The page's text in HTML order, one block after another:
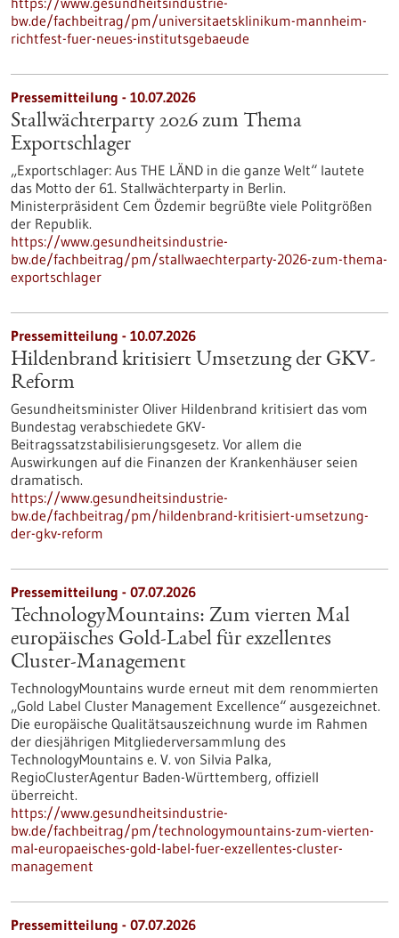
bw.de/fachbeitrag/pm/universitaetsklinikum-mannheim-
richtfest-fuer-neues-institutsgebaeude
Pressemitteilung - 10.07.2026
Stallwächterparty 2026 zum Thema
Exportschlager
„Exportschlager: Aus THE LÄND in die ganze Welt“ lautete
das Motto der 61. Stallwächterparty in Berlin.
Ministerpräsident Cem Özdemir begrüßte viele Politgrößen
der Republik.
https://www.gesundheitsindustrie-
bw.de/fachbeitrag/pm/stallwaechterparty-2026-zum-thema-
exportschlager
Pressemitteilung - 10.07.2026
Hildenbrand kritisiert Umsetzung der GKV-
Reform
Gesundheitsminister Oliver Hildenbrand kritisiert das vom
Bundestag verabschiedete GKV-
Beitragssatzstabilisierungsgesetz. Vor allem die
Auswirkungen auf die Finanzen der Krankenhäuser seien
dramatisch.
https://www.gesundheitsindustrie-
bw.de/fachbeitrag/pm/hildenbrand-kritisiert-umsetzung-
der-gkv-reform
Pressemitteilung - 07.07.2026
TechnologyMountains: Zum vierten Mal
europäisches Gold-Label für exzellentes
Cluster-Management
TechnologyMountains wurde erneut mit dem renommierten
„Gold Label Cluster Management Excellence“ ausgezeichnet.
Die europäische Qualitätsauszeichnung wurde im Rahmen
der diesjährigen Mitgliederversammlung des
TechnologyMountains e. V. von Silvia Palka,
RegioClusterAgentur Baden-Württemberg, offiziell
überreicht.
https://www.gesundheitsindustrie-
bw.de/fachbeitrag/pm/technologymountains-zum-vierten-
mal-europaeisches-gold-label-fuer-exzellentes-cluster-
management
Pressemitteilung - 07.07.2026